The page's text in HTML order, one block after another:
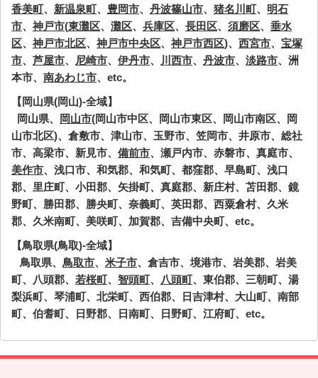
香美町、 新温泉町、 豊岡市、 丹波篠山市、 猪名川町、 明石
市、 神戸市(東灘区、 灘区、 兵庫区、 長田区、 須磨区、 垂水
区、 神戸市北区、 神戸市中央区、 神戸市西区)、 西宮市、 宝塚
市、 芦屋市、 尼崎市、 伊丹市、 川西市、 丹波市、 淡路市、洲
本市、 南あわじ市、etc。
【岡山県(岡山)-全域】
岡山県、
岡山市(岡山市中区、岡山市東区、岡山市南区、岡
山市北区)、倉敷市、津山市、玉野市、笠岡市、井原市、総社
市、高梁市、新見市、 備前市、瀬戸内市、赤磐市、真庭市、
美作市、浅口市、和気郡、和気町、都窪郡、早島町、浅口
郡、里庄町、小田郡、矢掛町、真庭郡、新庄村、苫田郡、鏡
野町、勝田郡、勝央町、奈義町、英田郡、西粟倉村、久米
郡、久米南町、美咲町、加賀郡、吉備中央町、etc。
【鳥取県(鳥取)-全域】
鳥取県、 鳥取市、 米子市、倉吉市、境港市、岩美郡、岩美
町、八頭郡、 若桜町、 智頭町、 八頭町、東伯郡、三朝町、湯
梨浜町、琴浦町、北栄町、西伯郡、日吉津村、大山町、南部
町、伯耆町、日野郡、日南町、日野町、江府町、etc。